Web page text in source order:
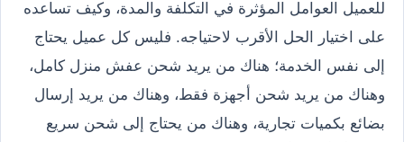
للعميل العوامل المؤثرة في التكلفة والمدة، وكيف تساعده
على اختيار الحل الأقرب لاحتياجه. فليس كل عميل يحتاج
إلى نفس الخدمة؛ هناك من يريد شحن عفش منزل كامل،
وهناك من يريد شحن أجهزة فقط، وهناك من يريد إرسال
بضائع بكميات تجارية، وهناك من يحتاج إلى شحن سريع